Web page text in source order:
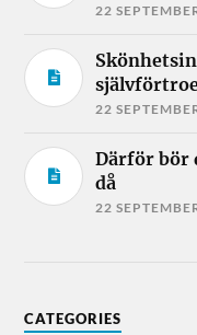
22
22
Därför bör
då
22
CATEGORIES